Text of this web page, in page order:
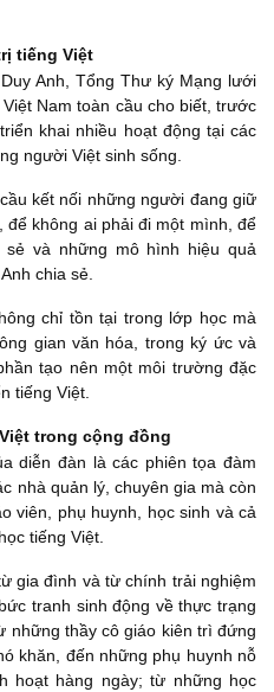
tiếng Việt
Anh, Tổng Thư ký Mạng lưới
Nam toàn cầu cho biết, trước
khai nhiều hoạt động tại các
người Việt sinh sống.
kết nối những người đang giữ
không ai phải đi một mình, để
và những mô hình hiệu quả
chia sẻ.
chỉ tồn tại trong lớp học mà
gian văn hóa, trong ký ức và
tạo nên một môi trường đặc
tiếng Việt.
trong cộng đồng
diễn đàn là các phiên tọa đàm
nhà quản lý, chuyên gia mà còn
viên, phụ huynh, học sinh và cả
tiếng Việt.
gia đình và từ chính trải nghiệm
tranh sinh động về thực trạng
những thầy cô giáo kiên trì đứng
khăn, đến những phụ huynh nỗ
hoạt hàng ngày; từ những học